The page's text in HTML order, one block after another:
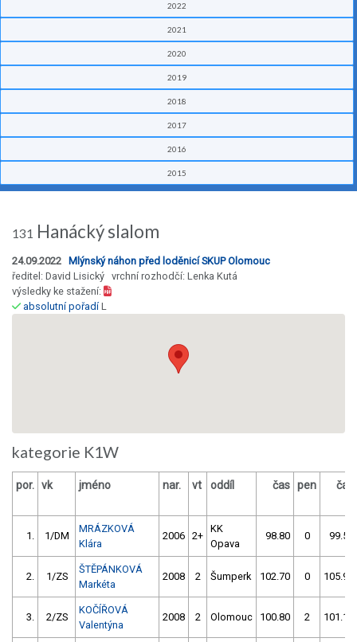
2022
2021
2020
2019
2018
2017
2016
2015
131 Hanácký slalom
24.09.2022
Mlýnský náhon před loděnicí SKUP Olomouc
ředitel: David Lisický vrchní rozhodčí: Lenka Kutá
výsledky ke stažení:
absolutní pořadíL
kategorie K1W
por. vk jméno nar. vt oddíl čas pen čas
1. 1/DM
MRÁZKOVÁ
Klára
2006 2+
KK
Opava
98.80 0 99.50
2. 1/ZS
ŠTĚPÁNKOVÁ
Markéta
2008 2 Šumperk 102.70 0 105.90
3. 2/ZS
KOČÍŘOVÁ
Valentýna
2008 2 Olomouc 100.80 2 101.10